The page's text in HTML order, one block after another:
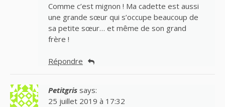
Comme c’est mignon ! Ma cadette est aussi
une grande sœur qui s’occupe beaucoup de
sa petite sœur… et même de son grand
frère !
Répondre
Petitgris says:
25 juillet 2019 à 17:32